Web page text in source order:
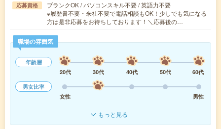
応募資格
ブランクOK / パソコンスキル不要 / 英語力不要
※履歴書不要・来社不要で電話相談もOK！少しでも気になる
方は是非応募をお待ちしております！＼応募後の…
職場の雰囲気
年齢層
20代
30代 40代 50代
60代
男女比率
女性
男性
もっと見る